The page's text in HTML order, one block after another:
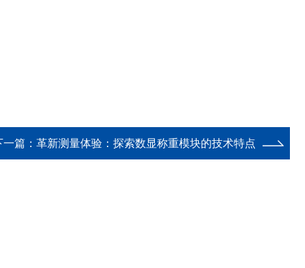
一篇： 革新测量体验：探索数显称重模块的技术特点